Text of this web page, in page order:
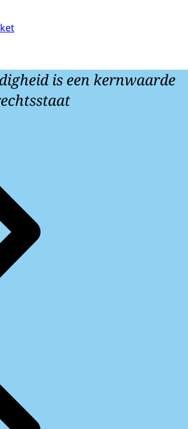
is een kernwaarde